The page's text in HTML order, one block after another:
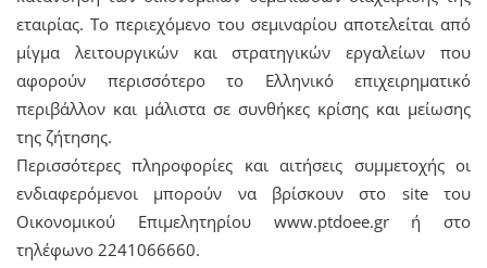
εταιρίας. Το περιεχόμενο του σεμιναρίου αποτελείται από
μίγμα λειτουργικών και στρατηγικών εργαλείων που
αφορούν περισσότερο το Ελληνικό επιχειρηματικό
περιβάλλον και μάλιστα σε συνθήκες κρίσης και μείωσης
της ζήτησης.
Περισσότερες πληροφορίες και αιτήσεις συμμετοχής οι
ενδιαφερόμενοι μπορούν να βρίσκουν στο site του
Οικονομικού Επιμελητηρίου www.ptdoee.gr ή στο
τηλέφωνο 2241066660.